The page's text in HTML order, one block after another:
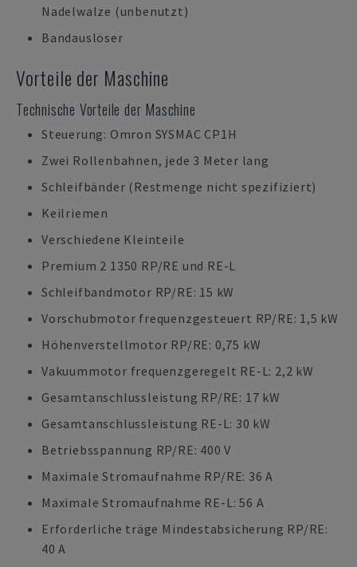
Nadelwalze (unbenutzt)
Bandauslöser
Vorteile der Maschine
Technische Vorteile der Maschine
Steuerung: Omron SYSMAC CP1H
Zwei Rollenbahnen, jede 3 Meter lang
Schleifbänder (Restmenge nicht spezifiziert)
Keilriemen
Verschiedene Kleinteile
Premium 2 1350 RP/RE und RE-L
Schleifbandmotor RP/RE: 15 kW
Vorschubmotor frequenzgesteuert RP/RE: 1,5 kW
Höhenverstellmotor RP/RE: 0,75 kW
Vakuummotor frequenzgeregelt RE-L: 2,2 kW
Gesamtanschlussleistung RP/RE: 17 kW
Gesamtanschlussleistung RE-L: 30 kW
Betriebsspannung RP/RE: 400 V
Maximale Stromaufnahme RP/RE: 36 A
Maximale Stromaufnahme RE-L: 56 A
Erforderliche träge Mindestabsicherung RP/RE:
40 A